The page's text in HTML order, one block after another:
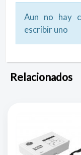
Aun no hay
escribir uno
Relacionados